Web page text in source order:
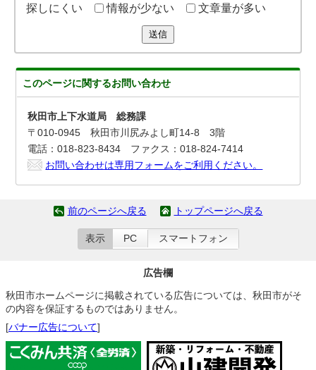
探しにくい
情報が少ない 文章量が多い
送信
このページに関するお問い合わせ
秋田市上下水道局 総務課
〒010-0945 秋田市川尻みよし町14-8 3階
電話：018-823-8434 ファクス：018-824-7414
お問い合わせは専用フォームをご利用ください。
前のページへ戻る トップページへ戻る
表示 PC スマートフォン
広告欄
秋田市ホームページに掲載されている広告については、秋田市がそ
の内容を保証するものではありません。
[バナー広告について]